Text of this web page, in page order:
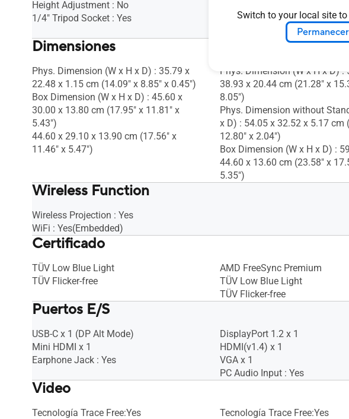
Switch to your local site
Height Adjustment : No
1/4" Tripod Socket : Yes
VESA Wall Mounting :
Kensington Lock : Yes
Dimensiones
Phys. Dimension (W x H x D) : 35.79 x
22.48 x 1.15 cm (14.09" x 8.85" x 0.45")
Box Dimension (W x H x D) : 45.60 x
30.00 x 13.80 cm (17.95" x 11.81" x
5.43")
44.60 x 29.10 x 13.90 cm (17.56" x
11.46" x 5.47")
Phys. Dimension (W x H x D) :
38.93 x 20.44 cm (21.28" x
8.05")
Phys. Dimension without
x D) : 54.05 x 32.52 x 5.17 cm
12.80" x 2.04")
Box Dimension (W x H x D) :
44.60 x 13.60 cm (23.58" x
5.35")
Wireless Function
Wireless Projection : Yes
WiFi : Yes(Embedded)
Certificado
TÜV Low Blue Light
TÜV Flicker-free
AMD FreeSync Premium
TÜV Low Blue Light
TÜV Flicker-free
Puertos E/S
USB-C x 1 (DP Alt Mode)
Mini HDMI x 1
Earphone Jack : Yes
DisplayPort 1.2 x 1
HDMI(v1.4) x 1
VGA x 1
PC Audio Input : Yes
Video
Tecnología Trace Free:Yes
Tecnología Trace Free:Yes